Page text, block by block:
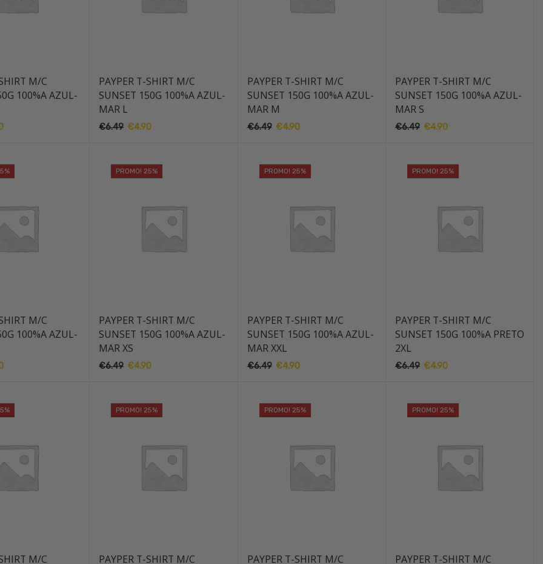
M/C
100%A AZUL-
é:
€4.90.
PAYPER T-SHIRT M/C
SUNSET 150G 100%A AZUL-
MAR L
€6.49 O
era:
€6.49.
€4.90
é:
€4.90.
PAYPER T-SHIRT M/C
SUNSET 150G 100%A AZUL-
MAR M
€6.49 O
era:
€6.49.
€4.90O
é:
€4.90.
PAYPER T-SHIRT M/C
SUNSET 150G 100%A AZUL-
MAR S
€6.49 O
era:
€6.49.
€4.90O
é:
€4.90.
M/C
100%A AZUL-
é:
€4.90.
PROMO! 25%
PAYPER T-SHIRT M/C
SUNSET 150G 100%A AZUL-
MAR XS
€6.49 O
era:
€6.49.
€4.90
é:
€4.90.
PROMO! 25%
PAYPER T-SHIRT M/C
SUNSET 150G 100%A AZUL-
MAR XXL
€6.49 O
era:
€6.49.
€4.90O
é:
€4.90.
PROMO! 25%
PAYPER T-SHIRT M/C
SUNSET 150G 100%A PRETO
2XL
€6.49 O
era:
€6.49.
€4.90O
é:
€4.90.
M/C
PROMO! 25%
PAYPER T-SHIRT M/C
PROMO! 25%
PAYPER T-SHIRT M/C
PROMO! 25%
PAYPER T-SHIRT M/C